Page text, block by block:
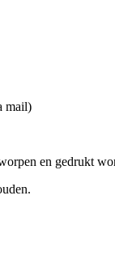
mail)
en gedrukt